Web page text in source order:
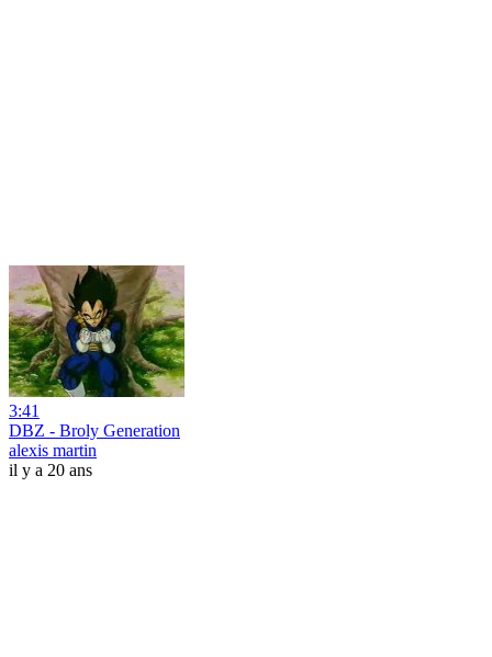
3:41
DBZ - Broly Generation
alexis martin
il y a 20 ans